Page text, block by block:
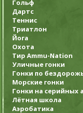
Гольф
Дартс
Теннис
Триатлон
Йога
Охота
Тир Ammu-Nation
Уличные гонки
Гонки по
Морские гонки
Гонки на серийных
Лётная школа
Аэробатика